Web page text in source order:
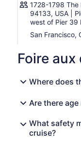
1728-1798 The
94133, USA |
west of Pier 39
San Francisco,
Foire
Where does
Are there
What safety
cruise?